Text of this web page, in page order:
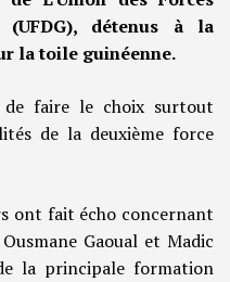
(UFDG), détenus à la
la toile guinéenne.
faire le choix surtout
de la deuxième force
ont fait écho concernant
Gaoual et Madic
la principale formation